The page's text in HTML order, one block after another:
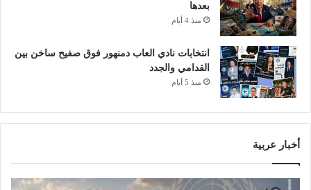
بعدها
منذ 4 أيام
انتخابات نادي العاب دمنهور فوق صفيح ساخن بين
القدامي والجدد
منذ 5 أيام
أخبار عربية